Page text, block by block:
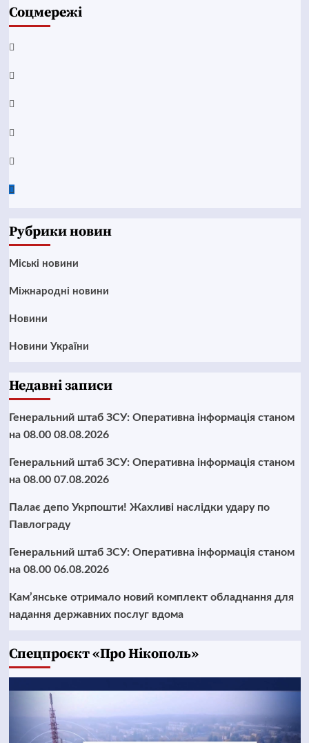
Соцмережі
Facebook
YouTube
Telegram
Instagram
Twitter
Google
Рубрики новин
Mіські новини
Міжнародні новини
Новини
Новини України
Недавні записи
Генеральний штаб ЗСУ: Оперативна інформація станом
на 08.00 08.08.2026
Генеральний штаб ЗСУ: Оперативна інформація станом
на 08.00 07.08.2026
Палає депо Укрпошти! Жахливі наслідки удару по
Павлограду
Генеральний штаб ЗСУ: Оперативна інформація станом
на 08.00 06.08.2026
Кам’янське отримало новий комплект обладнання для
надання державних послуг вдома
Cпецпроєкт «Про Нікополь»